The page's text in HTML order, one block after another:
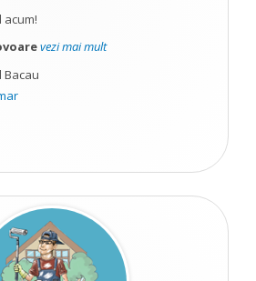
acum!
vezi mai mult
Bacau